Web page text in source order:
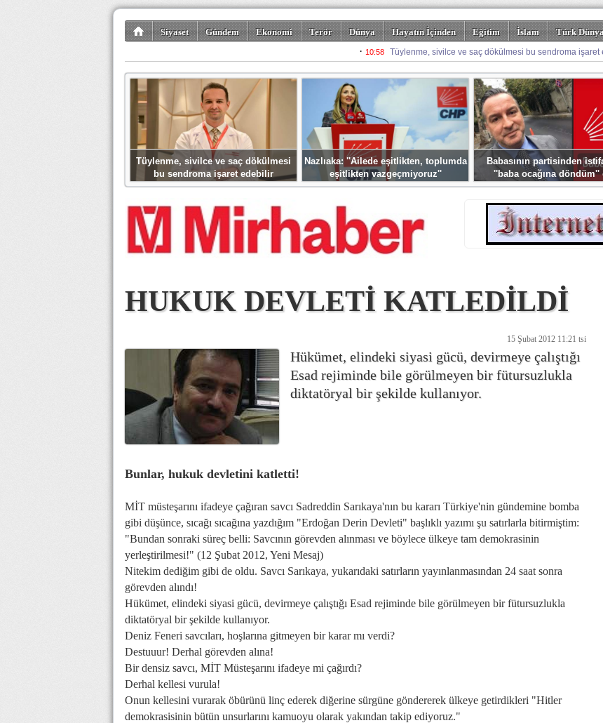
Siyaset Gündem Ekonomi Terör Dünya Hayatın İçinden Eğitim İslam Türk
Spor Misafir Kalem Foto Galeriler
Tüylenme, sivilce ve saç dökülmesi
bu sendroma işaret edebilir
Nazlıaka: ''Ailede eşitlikten, toplumda
eşitlikten vazgeçmiyoruz''
Babasının partisinden
''baba ocağına döndüm''
HUKUK DEVLETİ KATLEDİLDİ
15 Şubat 2012 11:21 tsi
Hükümet, elindeki siyasi gücü, devirmeye çalıştığı
Esad rejiminde bile görülmeyen bir fütursuzlukla
diktatöryal bir şekilde kullanıyor.
Bunlar, hukuk devletini katletti!
MİT müsteşarını ifadeye çağıran savcı Sadreddin Sarıkaya'nın bu kararı Türkiye'nin gündemine bomba
gibi düşünce, sıcağı sıcağına yazdığım "Erdoğan Derin Devleti" başlıklı yazımı şu satırlarla bitirmiştim:
"Bundan sonraki süreç belli: Savcının görevden alınması ve böylece ülkeye tam demokrasinin
yerleştirilmesi!" (12 Şubat 2012, Yeni Mesaj)
Nitekim dediğim gibi de oldu. Savcı Sarıkaya, yukarıdaki satırların yayınlanmasından 24 saat sonra
görevden alındı!
Hükümet, elindeki siyasi gücü, devirmeye çalıştığı Esad rejiminde bile görülmeyen bir fütursuzlukla
diktatöryal bir şekilde kullanıyor.
Deniz Feneri savcıları, hoşlarına gitmeyen bir karar mı verdi?
Destuuur! Derhal görevden alına!
Bir densiz savcı, MİT Müsteşarını ifadeye mi çağırdı?
Derhal kellesi vurula!
Onun kellesini vurarak öbürünü linç ederek diğerine sürgüne göndererek ülkeye getirdikleri "Hitler
demokrasisinin bütün unsurlarını kamuoyu olarak yakından takip ediyoruz."